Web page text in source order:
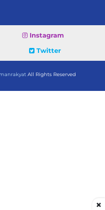
Instagram
Twitter
All Rights Reserved
×